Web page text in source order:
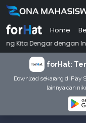
Home
dengan Ini Budi, Ini
forHat:
Download sekarang di Play
lainnya dan